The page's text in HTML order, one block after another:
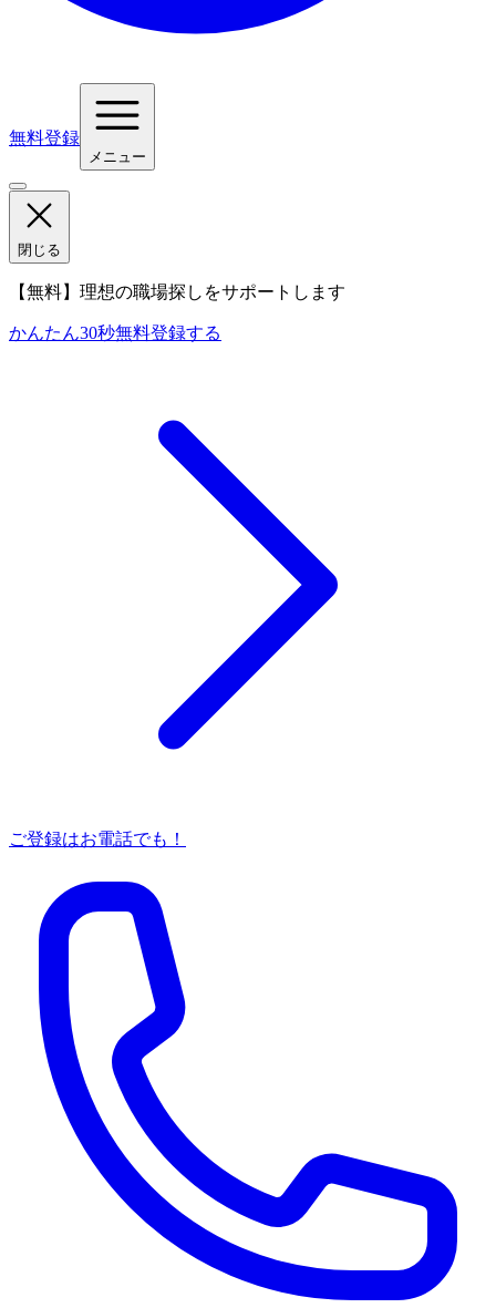
無料登録
メニュー
閉じる
【無料】理想の職場探しをサポートします
かんたん30秒無料登録する
ご登録はお電話でも！